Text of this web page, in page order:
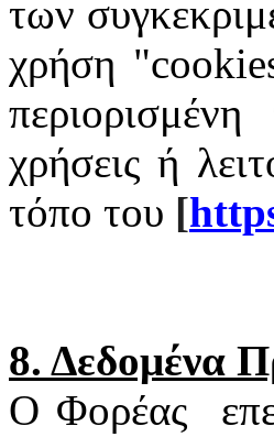
των
χρήση "
χρήσεις ή
τόπο του [
8. Δεδομένα
Ο Φορέας